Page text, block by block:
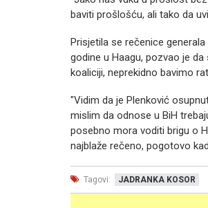
baviti prošlošću, ali tako da
Prisjetila se rečenice
godine u Haagu, pozvao je
koaliciji, neprekidno bavimo
"Vidim da je Plenković
mislim da odnose u BiH
posebno mora voditi brigu o
najblaže rečeno, pogotovo
Tagovi: JADRANKA KOSOR